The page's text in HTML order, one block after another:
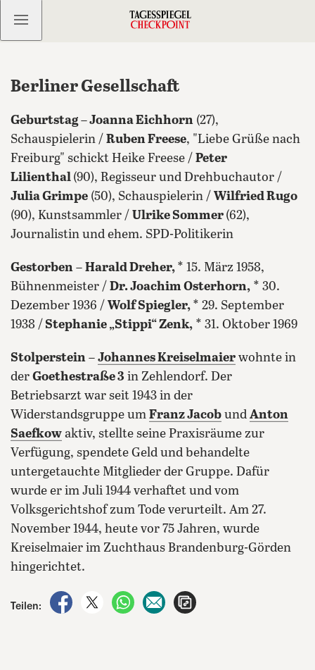
Kostenlos anmelden
Berliner Gesellschaft
Geburtstag –Joanna Eichhorn (27),
Schauspielerin / Ruben Freese, "Liebe Grüße nach
Freiburg" schickt Heike Freese / Peter
Lilienthal (90), Regisseur und Drehbuchautor /
Julia Grimpe (50), Schauspielerin / Wilfried Rugo
(90), Kunstsammler / Ulrike Sommer (62),
Journalistin und ehem. SPD-Politikerin
Gestorben – Harald Dreher, * 15. März 1958,
Bühnenmeister / Dr. Joachim Osterhorn, * 30.
Dezember 1936 / Wolf Spiegler, * 29. September
1938 / Stephanie „Stippi“ Zenk, * 31. Oktober 1969
Stolperstein – Johannes Kreiselmaier wohnte in
der Goethestraße 3 in Zehlendorf. Der
Betriebsarzt war seit 1943 in der
Widerstandsgruppe um Franz Jacob und Anton
Saefkow aktiv, stellte seine Praxisräume zur
Verfügung, spendete Geld und behandelte
untergetauchte Mitglieder der Gruppe. Dafür
wurde er im Juli 1944 verhaftet und vom
Volksgerichtshof zum Tode verurteilt. Am 27.
November 1944, heute vor 75 Jahren, wurde
Kreiselmaier im Zuchthaus Brandenburg-Görden
hingerichtet.
Teilen:
auf Facebook teilen
auf X teilenper WhatsApp teilen
per E-Mail teilen